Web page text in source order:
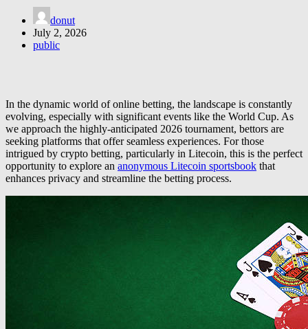
donut
July 2, 2026
public
In the dynamic world of online betting, the landscape is constantly
evolving, especially with significant events like the World Cup. As
we approach the highly-anticipated 2026 tournament, bettors are
seeking platforms that offer seamless experiences. For those
intrigued by crypto betting, particularly in Litecoin, this is the perfect
opportunity to explore an anonymous Litecoin sportsbook that
enhances privacy and streamline the betting process.